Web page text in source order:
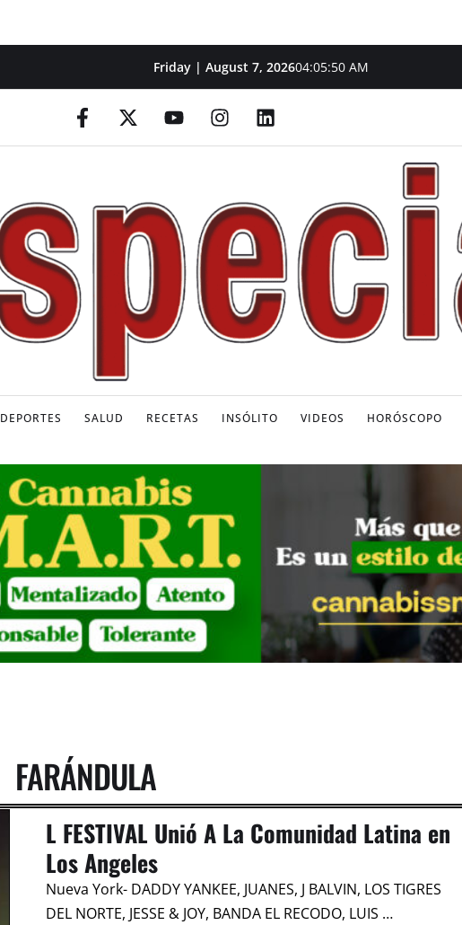
Friday | August 7, 202604:05:51 AM
DEPORTES SALUD RECETAS INSÓLITO VIDEOS HORÓSCOPO
FARÁNDULA
L FESTIVAL Unió A La Comunidad Latina en
Los Angeles
Nueva York- DADDY YANKEE, JUANES, J BALVIN, LOS TIGRES
DEL NORTE, JESSE & JOY, BANDA EL RECODO, LUIS …